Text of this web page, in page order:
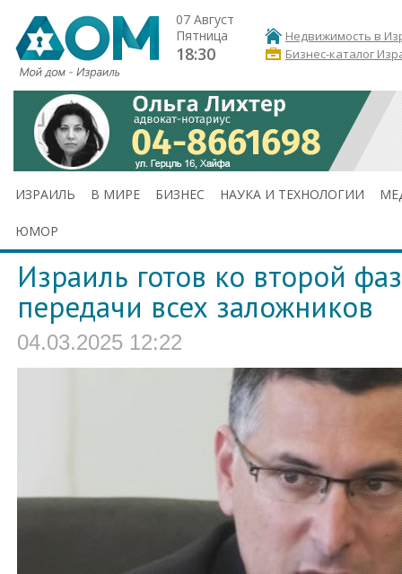
07 Август
Пятница
18:30
Недвижимость в
Бизнес-каталог
ИЗРАИЛЬ В МИРЕ БИЗНЕС НАУКА И ТЕХНОЛОГИИ
ЮМОР
Израиль готов ко второй
передачи всех заложников
04.03.2025 12:22